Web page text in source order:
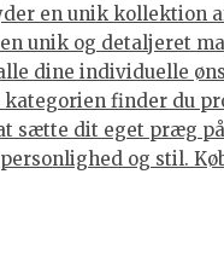
en unik
unik og detaljeret
dine individuelle
finder du
sætte dit eget præg
og stil.